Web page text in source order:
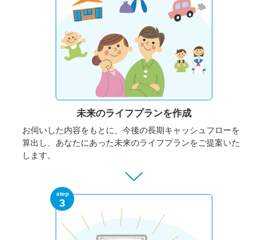
未来のライフプランを作成
お伺いした内容をもとに、今後の長期キャッシュフローを
算出し、あなたにあった未来のライフプランをご提案いた
します。
step
3